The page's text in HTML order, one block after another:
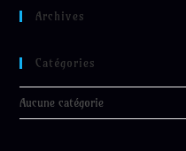
Archives
Catégories
Aucune catégorie